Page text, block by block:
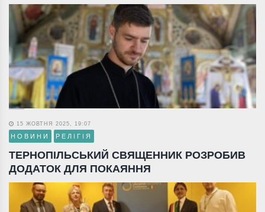
15 ЖОВТНЯ 2025, 19:07
НОВИНИ РЕЛІГІЯ
ТЕРНОПІЛЬСЬКИЙ СВЯЩЕННИК РОЗРОБИВ
ДОДАТОК ДЛЯ ПОКАЯННЯ